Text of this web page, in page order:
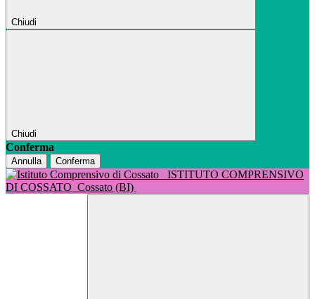
Chiudi
Chiudi
Conferma
Annulla Conferma
ISTITUTO COMPRENSIVO
DI COSSATO Cossato (BI)